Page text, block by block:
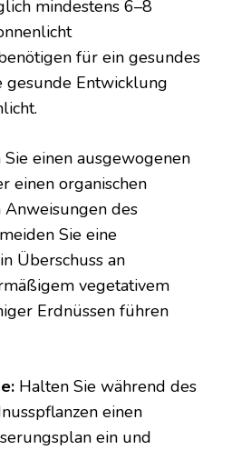
mindestens 6–8
für ein gesundes
gesunde Entwicklung
Sie einen ausgewogenen
einen organischen
des
Sie eine
Überschuss an
vegetativem
Erdnüssen führen
Halten Sie während des
einen
ein und